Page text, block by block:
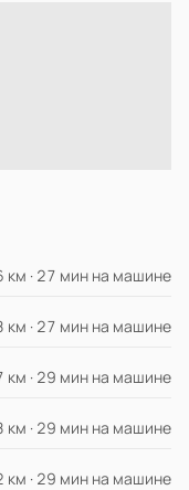
км · 27 мин на машине
км · 27 мин на машине
км · 29 мин на машине
км · 29 мин на машине
км · 29 мин на машине